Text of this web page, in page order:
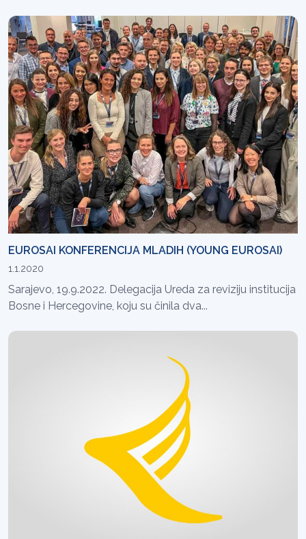
EUROSAI KONFERENCIJA MLADIH (YOUNG EUROSAI)
1.1.2020
Sarajevo, 19.9.2022. Delegacija Ureda za reviziju institucija
Bosne i Hercegovine, koju su činila dva...